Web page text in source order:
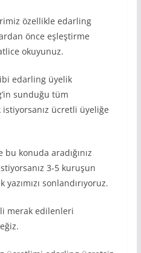
özellikle edarling
önce eşleştirme
okuyunuz.
edarling üyelik
sunduğu tüm
ücretli üyeliğe
konuda aradığınız
3-5 kuruşun
yazımızı sonlandırıyoruz.
merak edilenleri